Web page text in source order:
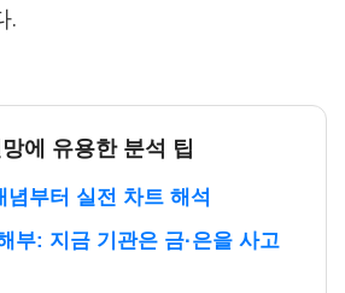
.
에 유용한 분석 팁
념부터 실전 차트 해석
부: 지금 기관은 금·은을 사고